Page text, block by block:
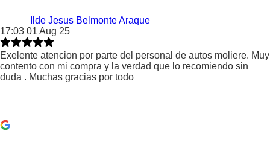
Ilde Jesus Belmonte Araque
17:03 01 Aug 25
Exelente atencion por parte del personal de autos moliere. Muy
contento con mi compra y la verdad que lo recomiendo sin
duda . Muchas gracias por todo